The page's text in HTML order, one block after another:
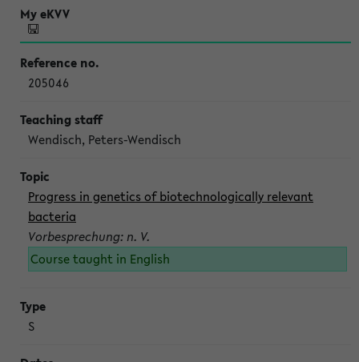
205046
Wendisch, Peters-Wendisch
Progress in genetics of biotechnologically relevant
bacteria
Vorbesprechung: n. V.
Course taught in English
S